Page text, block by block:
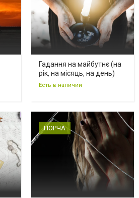
Гадання на майбутнє (на
рік, на місяць, на день)
Есть в наличии
ПОРЧА